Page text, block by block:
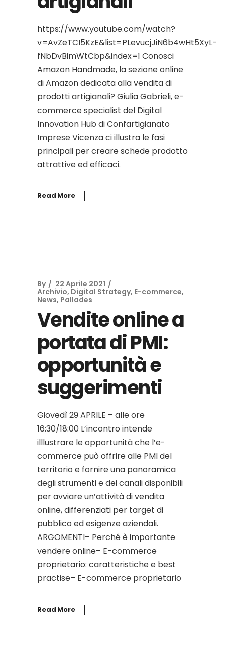
https://www.youtube.com/watch?
v=AvZeTCI5KzE&list=PLevucjJiN6b4wHt5XyL-
fNbDvBimWtCbp&index=1 Conosci
Amazon Handmade, la sezione online
di Amazon dedicata alla vendita di
prodotti artigianali? Giulia Gabrieli, e-
commerce specialist del Digital
Innovation Hub di Confartigianato
Imprese Vicenza ci illustra le fasi
principali per creare schede prodotto
attrattive ed efficaci.
Read More
By
22 Aprile 2021
Archivio, Digital Strategy, E-commerce,
News, Pallades
Vendite online a
portata di PMI:
opportunità e
suggerimenti
Giovedì 29 APRILE – alle ore
16:30/18:00 L’incontro intende
illlustrare le opportunità che l’e-
commerce può offrire alle PMI del
territorio e fornire una panoramica
degli strumenti e dei canali disponibili
per avviare un’attività di vendita
online, differenziati per target di
pubblico ed esigenze aziendali.
ARGOMENTI– Perché è importante
vendere online– E-commerce
proprietario: caratteristiche e best
practise– E-commerce proprietario
Read More